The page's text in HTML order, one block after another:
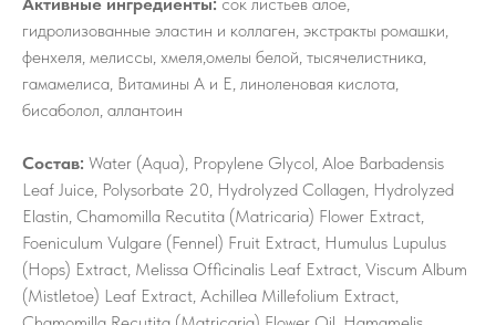
гидролизованные эластин и коллаген, экстракты ромашки,
фенхеля, мелиссы, хмеля,омелы белой, тысячелистника,
гамамелиса, Витамины А и Е, линоленовая кислота,
бисаболол, аллантоин
Состав: Water (Aqua), Propylene Glycol, Aloe Barbadensis
Leaf Juice, Polysorbate 20, Hydrolyzed Collagen, Hydrolyzed
Elastin, Chamomilla Recutita (Matricaria) Flower Extract,
Foeniculum Vulgare (Fennel) Fruit Extract, Humulus Lupulus
(Hops) Extract, Melissa Officinalis Leaf Extract, Viscum Album
(Mistletoe) Leaf Extract, Achillea Millefolium Extract,